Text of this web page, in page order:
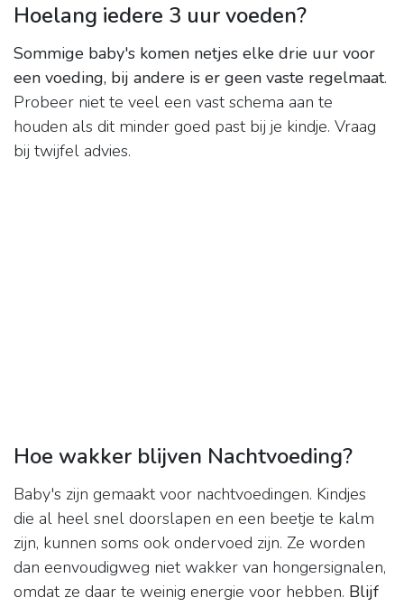
Hoelang iedere 3 uur voeden?
Sommige baby's komen netjes elke drie uur voor
een voeding, bij andere is er geen vaste regelmaat.
Probeer niet te veel een vast schema aan te
houden als dit minder goed past bij je kindje. Vraag
bij twijfel advies.
Hoe wakker blijven Nachtvoeding?
Baby's zijn gemaakt voor nachtvoedingen. Kindjes
die al heel snel doorslapen en een beetje te kalm
zijn, kunnen soms ook ondervoed zijn. Ze worden
dan eenvoudigweg niet wakker van hongersignalen,
omdat ze daar te weinig energie voor hebben. Blijf